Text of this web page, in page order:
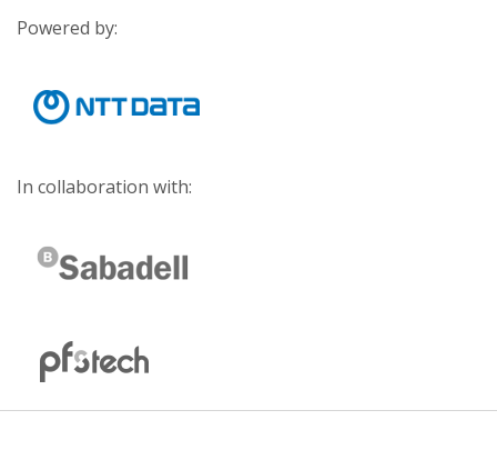
Powered by:
In collaboration with: